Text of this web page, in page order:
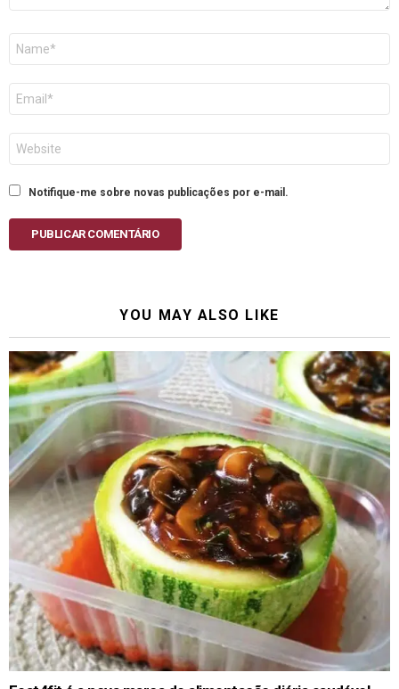
mail
Notifique-me sobre novas publicações por e-mail.
PUBLICAR COMENTÁRIO
YOU MAY ALSO LIKE